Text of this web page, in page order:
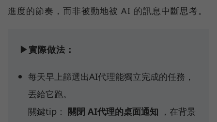
進度的節奏，而非被動地被 AI 的訊息中斷思考。
▶實際做法：
每天早上篩選出AI代理能獨立完成的任務，
丟給它跑。
關鍵tip： 關閉 AI代理的桌面通知 ，在背景